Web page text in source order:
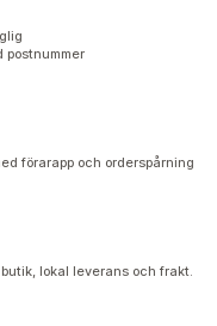
postnummer
förarapp och orderspårning
lokal leverans och frakt.